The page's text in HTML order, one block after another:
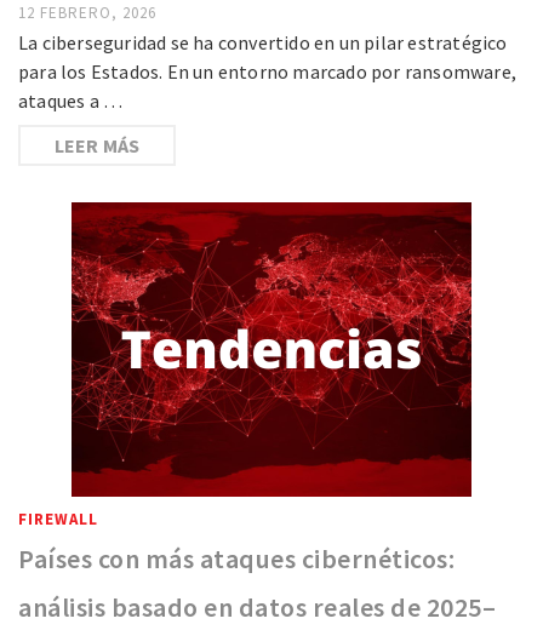
12 FEBRERO, 2026
La ciberseguridad se ha convertido en un pilar estratégico
para los Estados. En un entorno marcado por ransomware,
ataques a …
LEER MÁS
FIREWALL
Países con más ataques cibernéticos:
análisis basado en datos reales de 2025–